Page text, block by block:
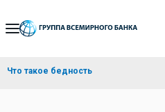
Skip
Navigation
Что такое бедность